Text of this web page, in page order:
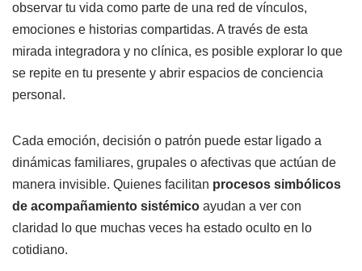
observar tu vida como parte de una red de vínculos,
emociones e historias compartidas. A través de esta
mirada integradora y no clínica, es posible explorar lo que
se repite en tu presente y abrir espacios de conciencia
personal.
Cada emoción, decisión o patrón puede estar ligado a
dinámicas familiares, grupales o afectivas que actúan de
manera invisible. Quienes facilitan procesos simbólicos
de acompañamiento sistémico ayudan a ver con
claridad lo que muchas veces ha estado oculto en lo
cotidiano.